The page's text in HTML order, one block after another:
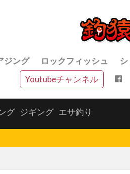
ジング ロックフィッシュ
Youtubeチャンネル
グ ジギング エサ釣り
釣猿は「今よ